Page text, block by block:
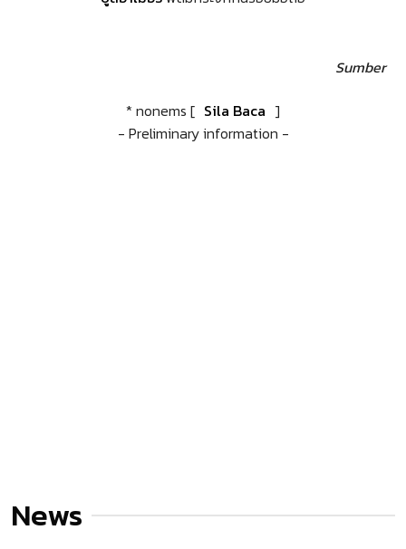
Sumber
* nonems [ Sila Baca ]
- Preliminary information -
News